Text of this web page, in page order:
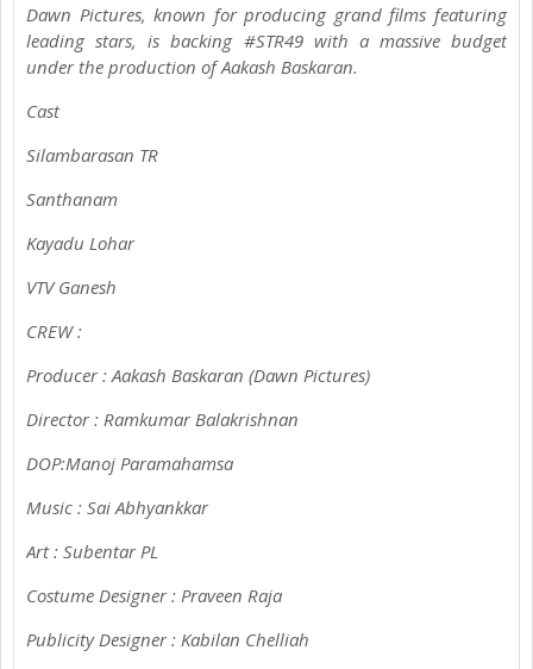
Dawn Pictures, known for producing grand films featuring
leading stars, is backing #STR49 with a massive budget
under the production of Aakash Baskaran.
Cast
Silambarasan TR
Santhanam
Kayadu Lohar
VTV Ganesh
CREW :
Producer : Aakash Baskaran (Dawn Pictures)
Director : Ramkumar Balakrishnan
DOP:Manoj Paramahamsa
Music : Sai Abhyankkar
Art : Subentar PL
Costume Designer : Praveen Raja
Publicity Designer : Kabilan Chelliah